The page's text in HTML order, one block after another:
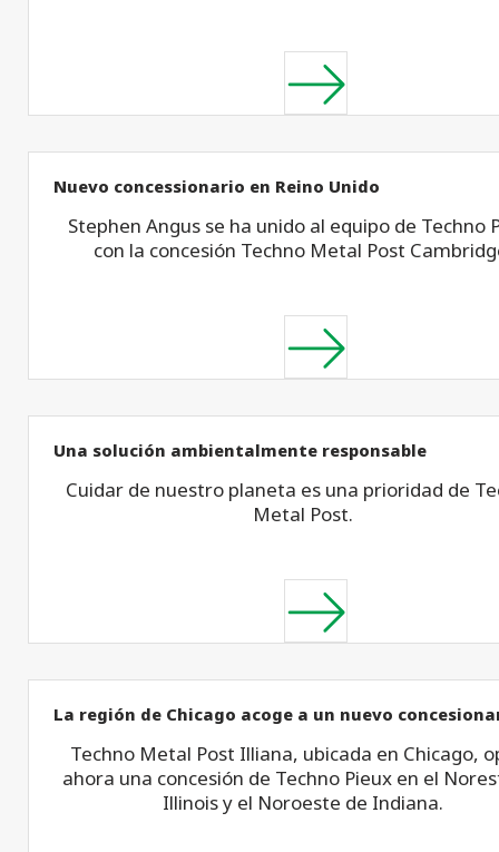
Nuevo concessionario en Reino Unido
Stephen Angus se ha unido al equipo de Techno
con la concesión Techno Metal Post
Una solución ambientalmente responsable
Cuidar de nuestro planeta es una prioridad de
Metal Post.
La región de Chicago acoge a un nuevo
Techno Metal Post Illiana, ubicada en Chicago,
ahora una concesión de Techno Pieux en el
Illinois y el Noroeste de Indiana.